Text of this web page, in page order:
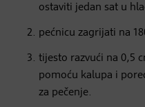
ostaviti jedan sat u
pećnicu zagrijati na
tijesto razvući na 0,5
pomoću kalupa i
za pečenje.